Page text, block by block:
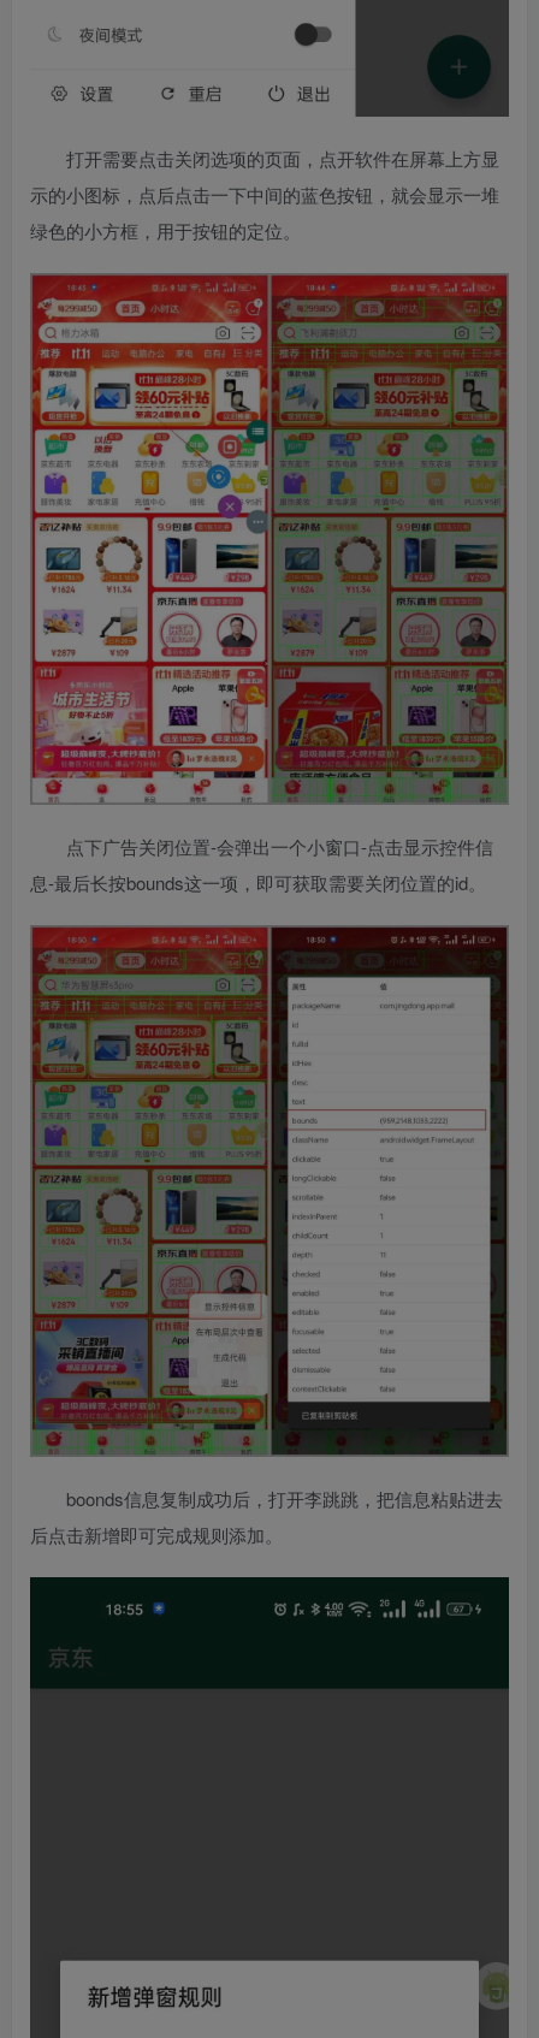
打开需要点击关闭选项的页面，点开软件在屏幕上方显
示的小图标，点后点击一下中间的蓝色按钮，就会显示一堆
绿色的小方框，用于按钮的定位。
点下广告关闭位置-会弹出一个小窗口-点击显示控件信
息-最后长按bounds这一项，即可获取需要关闭位置的id。
boonds信息复制成功后，打开李跳跳，把信息粘贴进去
后点击新增即可完成规则添加。